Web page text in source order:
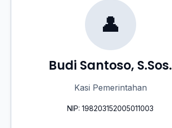
👤
Budi Santoso, S.Sos.
Kasi Pemerintahan
NIP: 198203152005011003